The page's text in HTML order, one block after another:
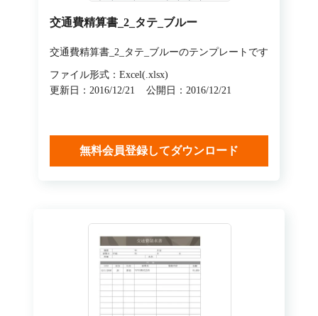
交通費精算書_2_タテ_ブルー
交通費精算書_2_タテ_ブルーのテンプレートです
ファイル形式：Excel(.xlsx)
更新日：2016/12/21
公開日：2016/12/21
無料会員登録してダウンロード